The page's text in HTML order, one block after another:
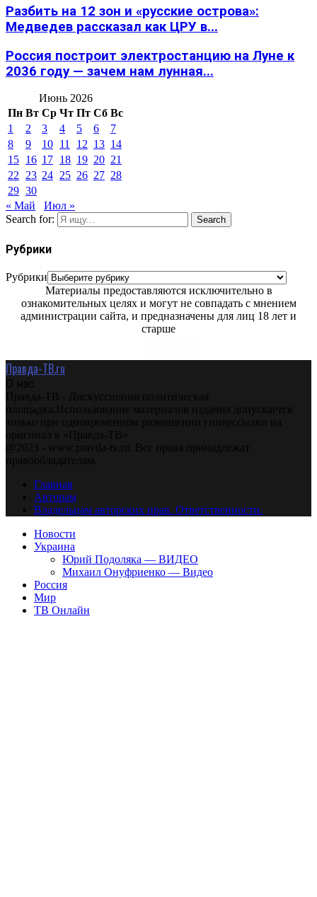
Разбить на 12 зон и «русские острова»:
Медведев рассказал как ЦРУ в...
Россия построит электростанцию на Луне к
2036 году — зачем нам лунная...
Июнь 2026
Пн Вт Ср Чт Пт Сб Вс
1
2 3 4 5 6
7
8
9 10 11 12 13 14
15 16 17 18 19 20 21
22 23 24 25 26 27 28
29 30
« Май
Июл »
Search for:
Search
Рубрики
Рубрики
Материалы предоставляются исключительно в
ознакомительных целях и могут не совпадать с мнением
администрации сайта, и предназначены для лиц 18 лет и
старше
Правда-ТВ.ru
О нас
Правда-ТВ - Дискуссионно политическая
площадка.Использование материалов издания допускается
только при одновременном размещении гиперссылки на
оригинал в «Правда-ТВ»
@2023 - www.pravda-tv.ru. Все права принадлежат
правообладателям.
Главная
Авторам
Владельцам авторских прав. Ответственности.
Новости
Украина
Юрий Подоляка — ВИДЕО
Михаил Онуфриенко — Видео
Россия
Мир
ТВ Онлайн